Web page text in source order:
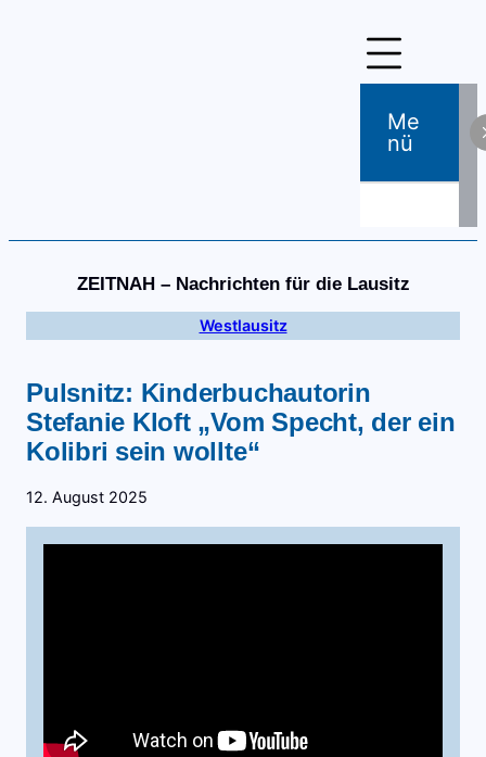
Me
Nü
ZEITNAH – Nachrichten für die Lausitz
Westlausitz
Pulsnitz: Kinderbuchautorin
Stefanie Kloft „Vom Specht, der ein
Kolibri sein wollte“
12. August 2025